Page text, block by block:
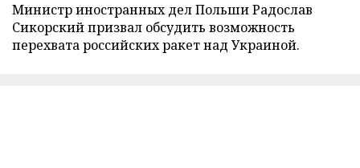
Министр иностранных дел Польши Радослав
Сикорский призвал обсудить возможность
перехвата российских ракет над Украиной.